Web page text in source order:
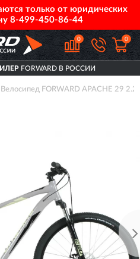
только от юридических
8-499-450-86-44
0 0
FORWARD В РОССИИ
Велосипед FORWARD APACHE 29